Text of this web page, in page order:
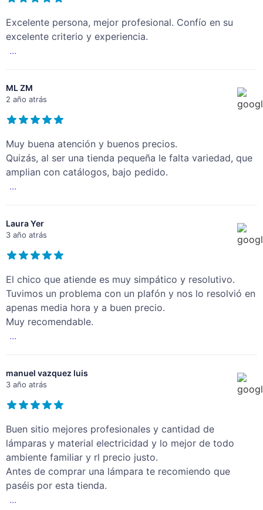
Excelente persona, mejor profesional. Confío en su
excelente criterio y experiencia.
...
ML ZM
2 año atrás
Muy buena atención y buenos precios.
Quizás, al ser una tienda pequeña le falta variedad, que
amplian con catálogos, bajo pedido.
...
Laura Yer
3 año atrás
El chico que atiende es muy simpático y resolutivo.
Tuvimos un problema con un plafón y nos lo resolvió en
apenas media hora y a buen precio.
Muy recomendable.
...
manuel vazquez luis
3 año atrás
Buen sitio mejores profesionales y cantidad de
lámparas y material electricidad y lo mejor de todo
ambiente familiar y rl precio justo.
Antes de comprar una lámpara te recomiendo que
paséis por esta tienda.
...